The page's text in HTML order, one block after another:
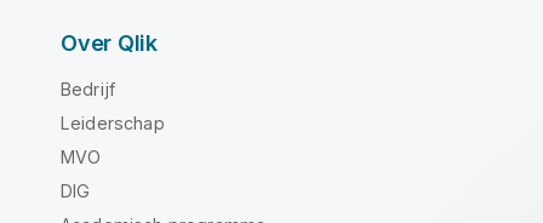
Over Qlik
Bedrijf
Leiderschap
MVO
DIG